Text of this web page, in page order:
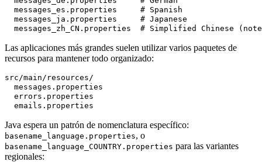
  messages_es.properties     # Spanish
  messages_ja.properties     # Japanese
Las aplicaciones más grandes suelen utilizar varios paquetes de
recursos para mantener todo organizado:
src/main/resources/
  messages.properties
  errors.properties
Java espera un patrón de nomenclatura específico:
basename_language.properties, o
basename_language_COUNTRY.properties para las variantes
regionales: